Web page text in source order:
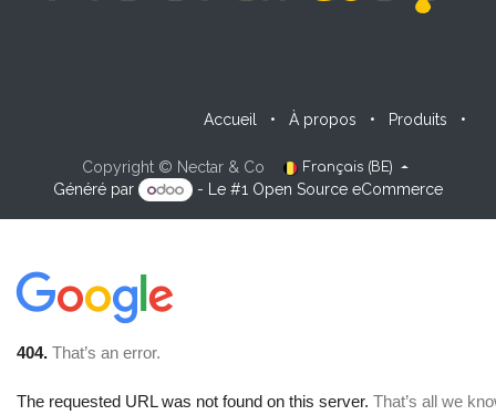
Accueil • À propos • Produits •
Copyright © Nectar & Co Français (BE)
Généré par - Le #1 Open Source eCommerce